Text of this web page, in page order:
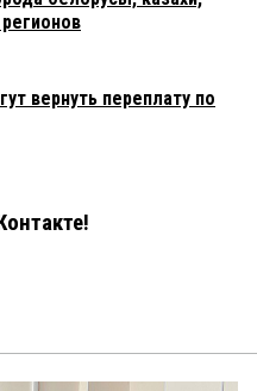
вернуть переплату по